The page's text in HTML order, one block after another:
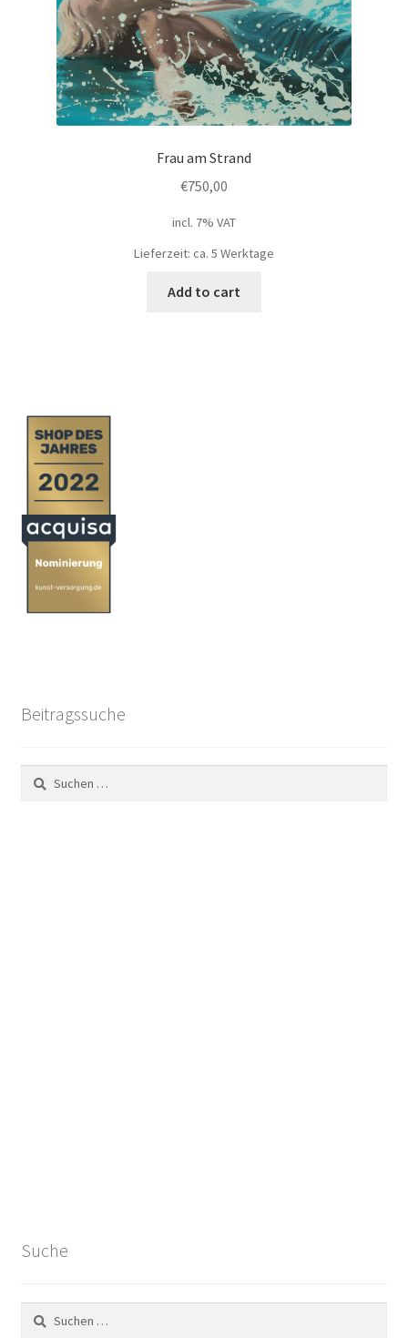
Frau am Strand
€750,00
incl. 7% VAT
Lieferzeit: ca. 5 Werktage
Add to cart
Beitragssuche
Suchen
nach:
Suche
Suchen
nach: